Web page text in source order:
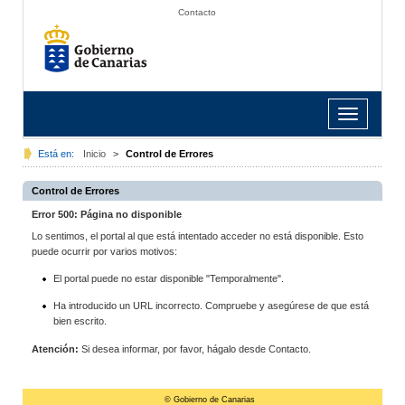
Contacto
Toggle
navigation
Está en: Inicio > Control de Errores
Control de Errores
Error 500: Página no disponible
Lo sentimos, el portal al que está intentado acceder no está disponible. Esto
puede ocurrir por varios motivos:
El portal puede no estar disponible "Temporalmente".
Ha introducido un URL incorrecto. Compruebe y asegúrese de que está
bien escrito.
Atención: Si desea informar, por favor, hágalo desde Contacto.
© Gobierno de Canarias